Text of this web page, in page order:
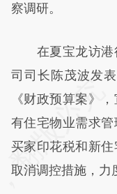
察调研。
在夏宝龙访港
司司长陈茂波发
《财政预算案》
有住宅物业需求管
买家印花税和新
取消调控措施，力